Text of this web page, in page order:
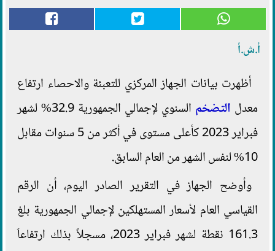
أ.ش.أ
أظهرت بيانات الجهاز المركزي للتعبئة والاحصاء ارتفاع
معدل التضخم
السنوي لإجمالي الجمهورية 32.9% لشهر
فبراير 2023 كأعلى مستوى في أكثر من 5 سنوات مقابل
10% لنفس الشهر من العام السابق.
وأوضح الجهاز في التقرير الصادر اليوم، أن الرقم
القياسي العام لأسعار المستهلكين لإجمالي الجمهورية بلغ
161.3 نقطة لشهر فبراير 2023، مسجلاً بذلك ارتفاعاَ